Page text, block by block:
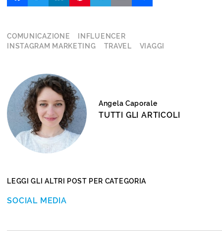
COMUNICAZIONE
INFLUENCER
INSTAGRAM MARKETING
TRAVEL VIAGGI
Angela Caporale
TUTTI GLI ARTICOLI
LEGGI GLI ALTRI POST PER CATEGORIA
SOCIAL MEDIA